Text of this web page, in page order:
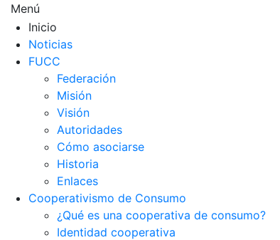
Menú
Inicio
Noticias
FUCC
Federación
Misión
Visión
Autoridades
Cómo asociarse
Historia
Enlaces
Cooperativismo de Consumo
¿Qué es una cooperativa de consumo?
Identidad cooperativa